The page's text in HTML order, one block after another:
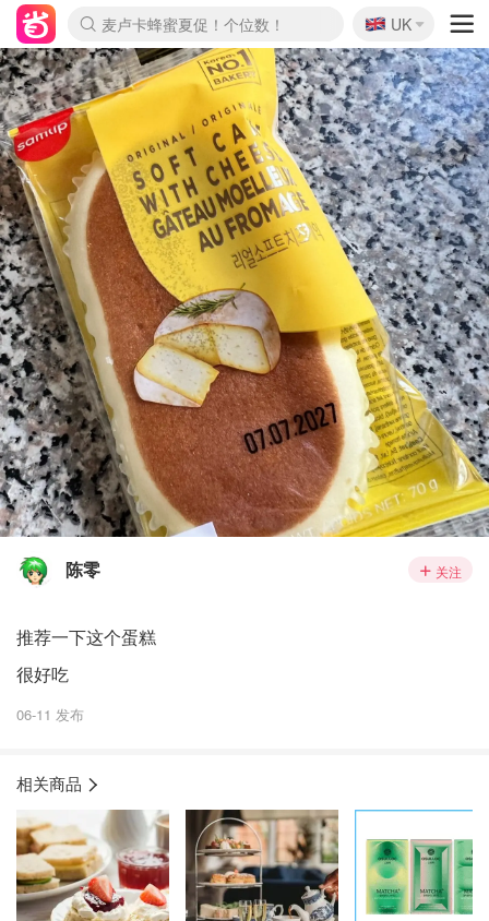
麦卢卡蜂蜜夏促！个位数！
Prada/Miu 4.8折！
啥？必胜客披萨5折！
🇬🇧
UK
陈零 关注
推荐一下这个蛋糕
很好吃
06-11 发布
相关商品